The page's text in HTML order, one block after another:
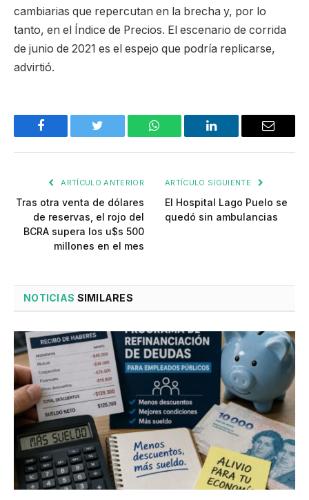
cambiarias que repercutan en la brecha y, por lo
tanto, en el Índice de Precios. El escenario de corrida
de junio de 2021 es el espejo que podría replicarse,
advirtió.
Facebook Twitter WhatsApp LinkedIn Email
ARTÍCULO ANTERIOR
Tras otra venta de dólares
de reservas, el rojo del
BCRA supera los u$s 500
millones en el mes
ARTÍCULO SIGUIENTE
El Hospital Lago Puelo se
quedó sin ambulancias
NOTICIAS SIMILARES